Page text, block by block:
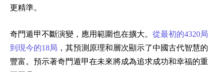
更精準。
奇門遁甲不斷演變，應用範圍也在擴大。 從最初的4320局
到現今的18局 ，其預測原理和層次顯示了中國古代智慧的
豐富。預示著奇門遁甲在未來將成為追求成功和幸福的重